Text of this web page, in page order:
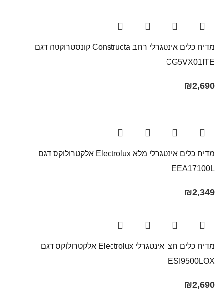
מדיח כלים אינטגרלי רחב Constructa קונסטרוקטה דגם
CG5VX01ITE
₪2,690
מדיח כלים אינטגרלי מלא Electrolux אלקטרולוקס דגם
EEA17100L
₪2,349
מדיח כלים חצי אינטגרלי Electrolux אלקטרולוקס דגם
ESI9500LOX
₪2,690